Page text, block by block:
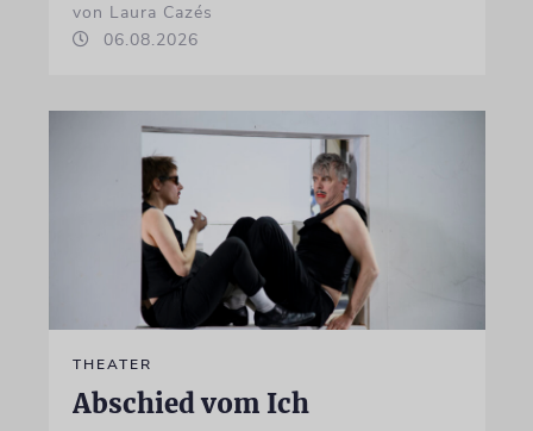
von Laura Cazés
06.08.2026
THEATER
Abschied vom Ich